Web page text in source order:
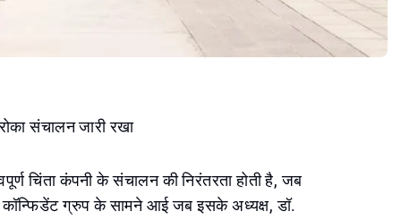
संचालन जारी रखा
चिंता कंपनी के संचालन की निरंतरता होती है, जब
कॉन्फिडेंट ग्रुप के सामने आई जब इसके अध्यक्ष, डॉ.